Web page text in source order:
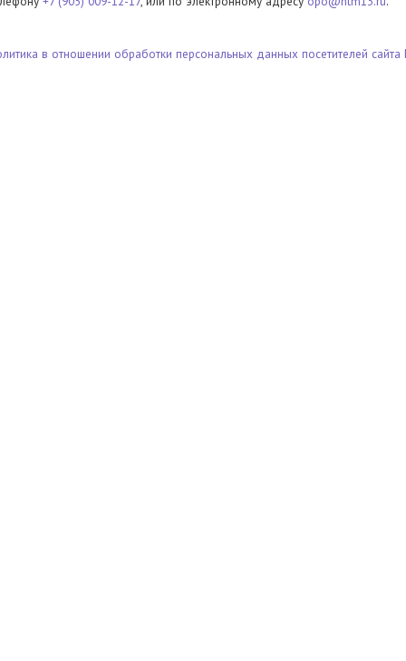
в отношении обработки персональных данных посетителей